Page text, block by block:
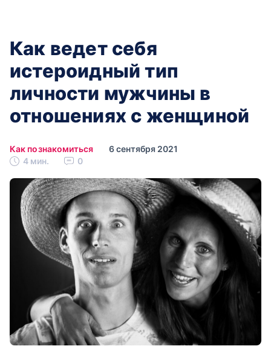
Как ведет себя
истероидный тип
личности мужчины в
отношениях с женщиной
Как познакомиться
6 сентября 2021
4 мин.
0